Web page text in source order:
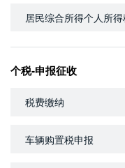
居民综合所得个人所
个税-申报征收
税费缴纳
车辆购置税申报